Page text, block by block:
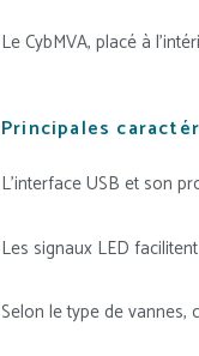
Le CybMVA, placé à
Principales
L’interface USB et son
Les signaux LED
Selon le type de vannes,